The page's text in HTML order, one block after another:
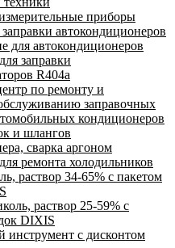
приборы
автокондиционеров
для автокондиционеров
заправки
R404a
по ремонту и
заправочных
кондиционеров
и шлангов
сварка аргоном
ремонта холодильников
раствор 34-65% с пакетом
раствор 25-59% с
DIXIS
инструмент с дисконтом